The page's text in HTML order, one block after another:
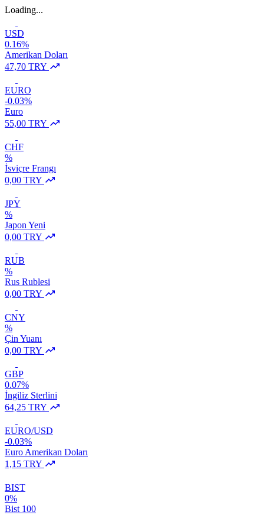
Loading...
USD
0.16%
Amerikan Doları
47,70 TRY
EURO
-0.03%
Euro
55,00 TRY
CHF
%
İsviçre Frangı
0,00 TRY
JPY
%
Japon Yeni
0,00 TRY
RUB
%
Rus Rublesi
0,00 TRY
CNY
%
Çin Yuanı
0,00 TRY
GBP
0.07%
İngiliz Sterlini
64,25 TRY
EURO/USD
-0.03%
Euro Amerikan Doları
1,15 TRY
BIST
0%
Bist 100